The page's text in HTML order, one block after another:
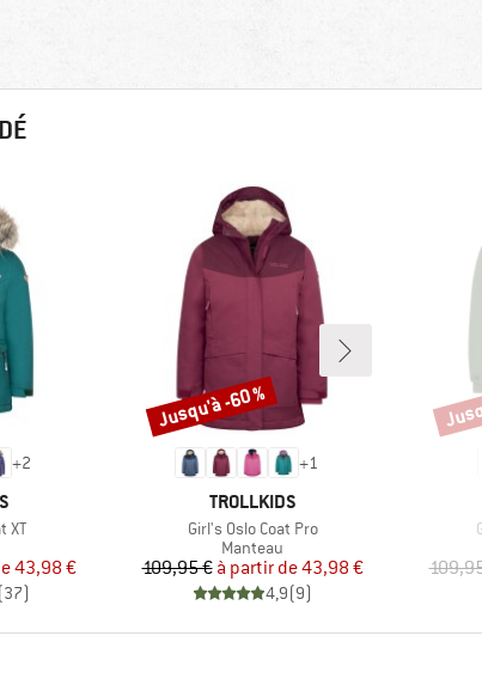
+2
XT
43,98 €
(37)
+1
MARQUE
TROLLKIDS
Article
Girl's Oslo Coat Pro
Product group
Manteau
Prix
109,95 € Prix réduit
à partir de43,98 €
4,9(9)
Remise
Jusqu'à -60 %